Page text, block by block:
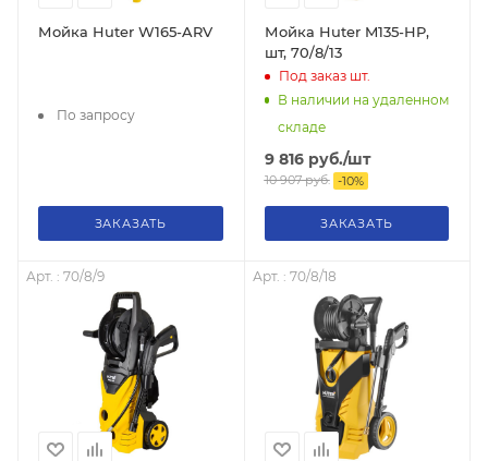
Мойка Huter W165-ARV
По запросу
ЗАКАЗАТЬ
Мойка Huter M135-HP,
шт, 70/8/13
Под заказшт.
В наличии на удаленном
складе
9 816руб./шт
10 907руб. -10%
ЗАКАЗАТЬ
Арт. : 70/8/9 Арт. : 70/8/18